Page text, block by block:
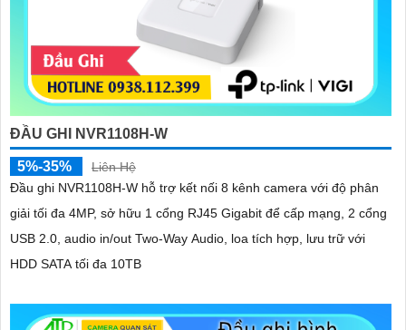
ĐẦU GHI NVR1108H-W
5%-35%
Liên Hệ
Đầu ghi NVR1108H-W hỗ trợ kết nối 8 kênh camera với độ phân
giải tối đa 4MP, sở hữu 1 cổng RJ45 Gigabit để cấp mạng, 2 cổng
USB 2.0, audio in/out Two-Way Audio, loa tích hợp, lưu trữ với
HDD SATA tối đa 10TB